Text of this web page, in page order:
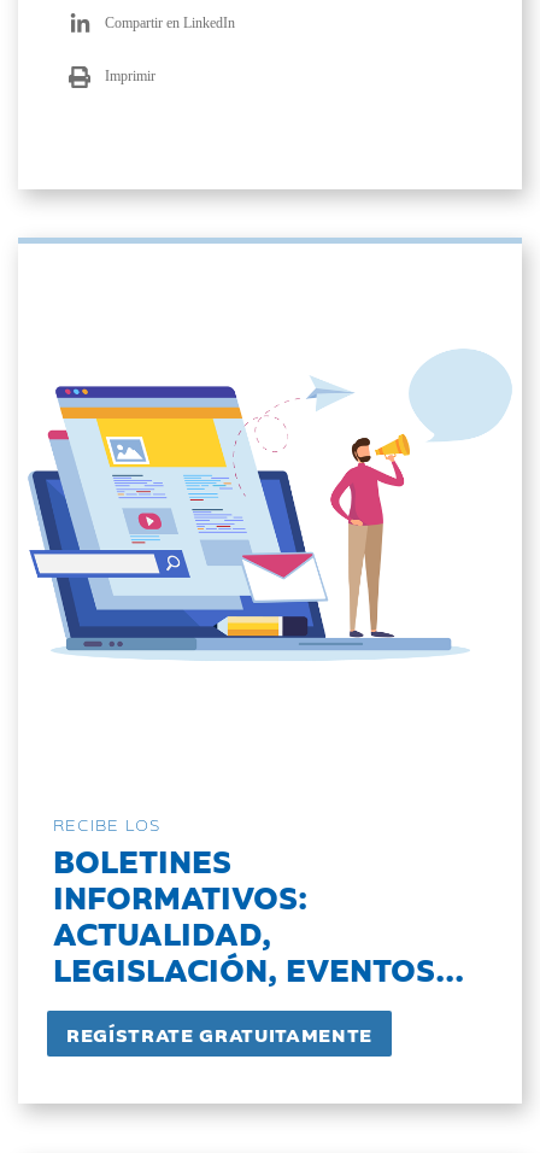
Compartir en LinkedIn
Imprimir
RECIBE LOS
BOLETINES
INFORMATIVOS:
ACTUALIDAD,
LEGISLACIÓN, EVENTOS...